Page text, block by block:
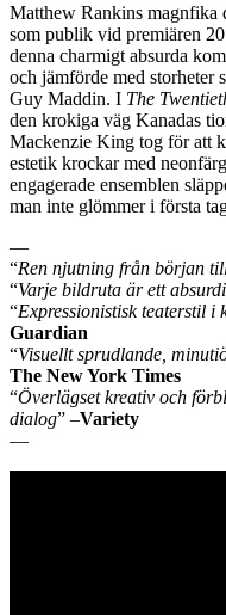
Matthew Rankins magnfika
som publik vid premiären
denna charmigt absurda
och jämförde med storheter
Guy Maddin. I The
den krokiga väg Kanadas
Mackenzie King tog för att
estetik krockar med
engagerade ensemblen
man inte glömmer i första
—
“Ren njutning från början
“Varje bildruta är ett
“Expressionistisk teaterstil
Guardian
“Visuellt sprudlande,
The New York Times
“Överlägset kreativ och
dialog” –Variety
—